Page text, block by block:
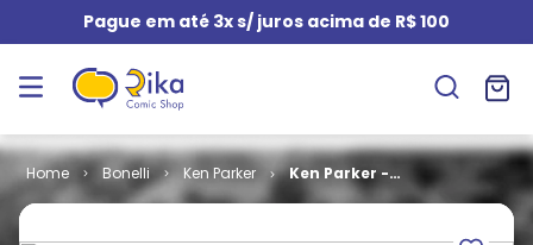
Pague em até 3x s/ juros acima de R$ 100
Bonelli Ken Parker
Ken Parker -
2ª Série # 14